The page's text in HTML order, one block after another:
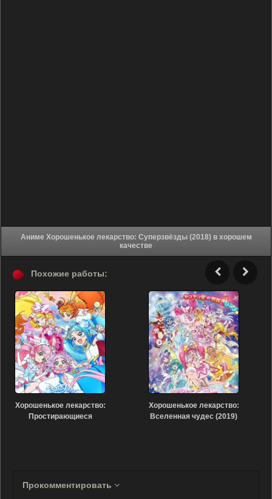
Аниме Хорошенькое лекарство: Суперзвёзды (2018) в хорошем
качестве
Похожие работы:
Хорошенькое лекарство:
Простирающиеся
Хорошенькое лекарство:
Вселенная чудес (2019)
Прокомментировать